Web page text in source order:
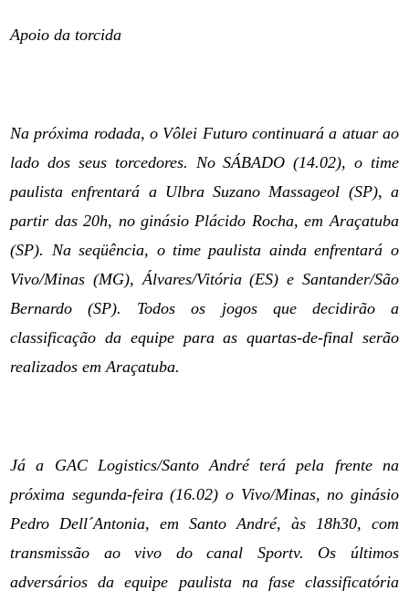
Apoio da torcida
Na próxima rodada, o Vôlei Futuro continuará a atuar ao
lado dos seus torcedores. No SÁBADO (14.02), o time
paulista enfrentará a Ulbra Suzano Massageol (SP), a
partir das 20h, no ginásio Plácido Rocha, em Araçatuba
(SP). Na seqüência, o time paulista ainda enfrentará o
Vivo/Minas (MG), Álvares/Vitória (ES) e Santander/São
Bernardo (SP). Todos os jogos que decidirão a
classificação da equipe para as quartas-de-final serão
realizados em Araçatuba.
Já a GAC Logistics/Santo André terá pela frente na
próxima segunda-feira (16.02) o Vivo/Minas, no ginásio
Pedro Dell´Antonia, em Santo André, às 18h30, com
transmissão ao vivo do canal Sportv. Os últimos
adversários da equipe paulista na fase classificatória